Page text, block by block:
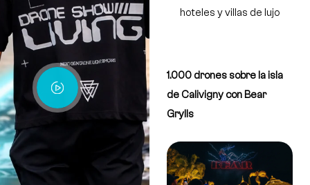
alto
hoteles y villas de lujo
1.000 drones sobre la isla
de Calivigny con Bear
Grylls